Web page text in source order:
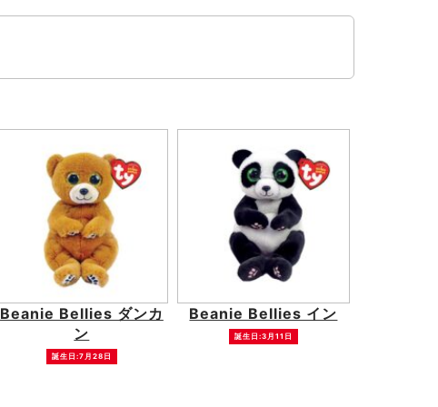
Beanie Bellies ダンカ
ン
誕生日:7月28日
Beanie Bellies イン
誕生日:3月11日